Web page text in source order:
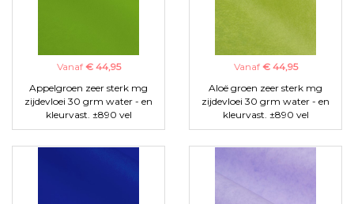
Vanaf € 44,95
Appelgroen zeer sterk mg
zijdevloei 30 grm water - en
kleurvast. ±890 vel
Vanaf € 44,95
Aloë groen zeer sterk mg
zijdevloei 30 grm water - en
kleurvast. ±890 vel